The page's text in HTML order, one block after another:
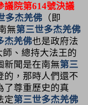
議院第614號決議
多杰羌佛 （即
無第三世多杰羌佛
杰羌佛也是政府法
師、總持大法王的
新聞是在南無第三
的，那時人們還不
了尊重歷史的真
定第三世多杰羌佛